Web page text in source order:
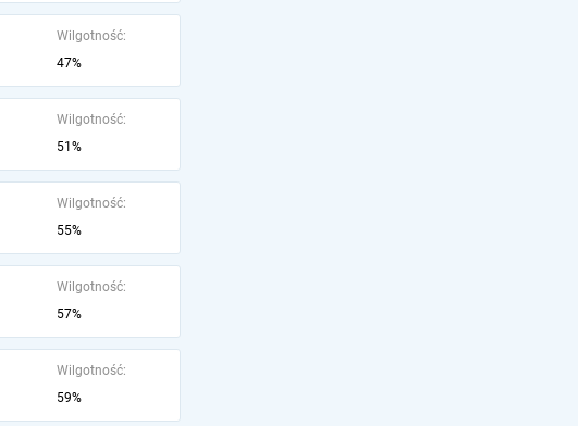
Wilgotność:
47%
Wilgotność:
51%
Wilgotność:
55%
Wilgotność:
57%
Wilgotność:
59%